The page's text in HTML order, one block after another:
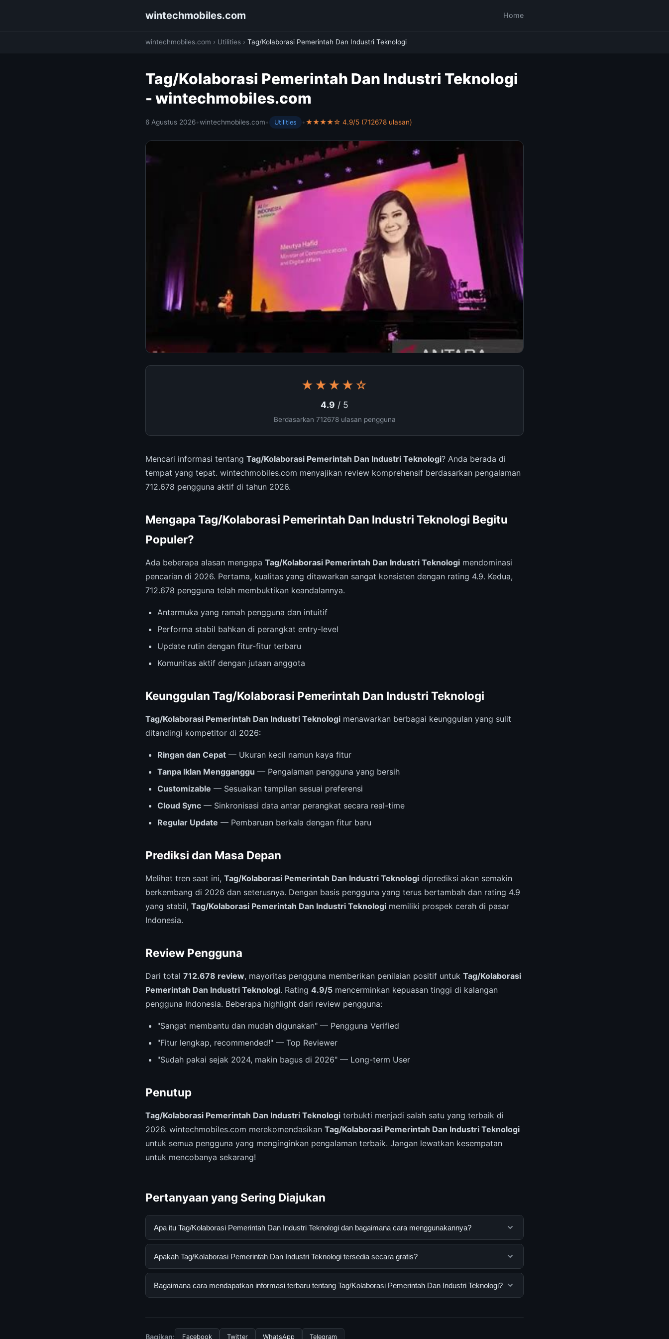
wintechmobiles.com Home
wintechmobiles.com › Utilities › Tag/Kolaborasi Pemerintah Dan Industri Teknologi
Tag/Kolaborasi Pemerintah Dan Industri Teknologi
- wintechmobiles.com
6 Agustus 2026•wintechmobiles.com• Utilities •★★★★☆ 4.9/5 (712678 ulasan)
★★★★☆
4.9 / 5
Berdasarkan 712678 ulasan pengguna
Mencari informasi tentang Tag/Kolaborasi Pemerintah Dan Industri Teknologi? Anda berada di
tempat yang tepat. wintechmobiles.com menyajikan review komprehensif berdasarkan pengalaman
712.678 pengguna aktif di tahun 2026.
Mengapa Tag/Kolaborasi Pemerintah Dan Industri Teknologi Begitu
Populer?
Ada beberapa alasan mengapa Tag/Kolaborasi Pemerintah Dan Industri Teknologi mendominasi
pencarian di 2026. Pertama, kualitas yang ditawarkan sangat konsisten dengan rating 4.9. Kedua,
712.678 pengguna telah membuktikan keandalannya.
Antarmuka yang ramah pengguna dan intuitif
Performa stabil bahkan di perangkat entry-level
Update rutin dengan fitur-fitur terbaru
Komunitas aktif dengan jutaan anggota
Keunggulan Tag/Kolaborasi Pemerintah Dan Industri Teknologi
Tag/Kolaborasi Pemerintah Dan Industri Teknologi menawarkan berbagai keunggulan yang sulit
ditandingi kompetitor di 2026:
Ringan dan Cepat — Ukuran kecil namun kaya fitur
Tanpa Iklan Mengganggu — Pengalaman pengguna yang bersih
Customizable — Sesuaikan tampilan sesuai preferensi
Cloud Sync — Sinkronisasi data antar perangkat secara real-time
Regular Update — Pembaruan berkala dengan fitur baru
Prediksi dan Masa Depan
Melihat tren saat ini, Tag/Kolaborasi Pemerintah Dan Industri Teknologi diprediksi akan semakin
berkembang di 2026 dan seterusnya. Dengan basis pengguna yang terus bertambah dan rating 4.9
yang stabil, Tag/Kolaborasi Pemerintah Dan Industri Teknologi memiliki prospek cerah di pasar
Indonesia.
Review Pengguna
Dari total 712.678 review, mayoritas pengguna memberikan penilaian positif untuk Tag/Kolaborasi
Pemerintah Dan Industri Teknologi. Rating 4.9/5 mencerminkan kepuasan tinggi di kalangan
pengguna Indonesia. Beberapa highlight dari review pengguna:
"Sangat membantu dan mudah digunakan" — Pengguna Verified
"Fitur lengkap, recommended!" — Top Reviewer
"Sudah pakai sejak 2024, makin bagus di 2026" — Long-term User
Penutup
Tag/Kolaborasi Pemerintah Dan Industri Teknologi terbukti menjadi salah satu yang terbaik di
2026. wintechmobiles.com merekomendasikan Tag/Kolaborasi Pemerintah Dan Industri Teknologi
untuk semua pengguna yang menginginkan pengalaman terbaik. Jangan lewatkan kesempatan
untuk mencobanya sekarang!
Pertanyaan yang Sering Diajukan
Apa itu Tag/Kolaborasi Pemerintah Dan Industri Teknologi dan bagaimana cara menggunakannya?
Tag/Kolaborasi Pemerintah Dan Industri Teknologi adalah layanan digital yang dirancang untuk membantu
mengunjungi situs resmi dan mengikuti panduan yang tersedia.
Apakah Tag/Kolaborasi Pemerintah Dan Industri Teknologi tersedia secara gratis?
Ya, Tag/Kolaborasi Pemerintah Dan Industri Teknologi dapat diakses secara gratis oleh semua pengguna.
Bagaimana cara mendapatkan informasi terbaru tentang Tag/Kolaborasi Pemerintah Dan Industri Teknologi?
dan terpercaya.
Bagikan: Facebook Twitter WhatsApp Telegram